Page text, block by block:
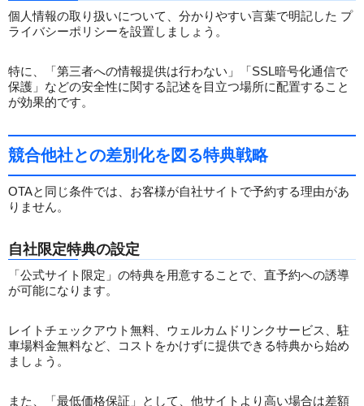
個人情報の取り扱いについて、分かりやすい言葉で明記した プ
ライバシーポリシーを設置しましょう。
特に、「第三者への情報提供は行わない」「SSL暗号化通信で
保護」などの安全性に関する記述を目立つ場所に配置すること
が効果的です。
競合他社との差別化を図る特典戦略
OTAと同じ条件では、お客様が自社サイトで予約する理由があ
りません。
自社限定特典の設定
「公式サイト限定」の特典を用意することで、直予約への誘導
が可能になります。
レイトチェックアウト無料、ウェルカムドリンクサービス、駐
車場料金無料など、コストをかけずに提供できる特典から始め
ましょう。
また、「最低価格保証」として、他サイトより高い場合は差額